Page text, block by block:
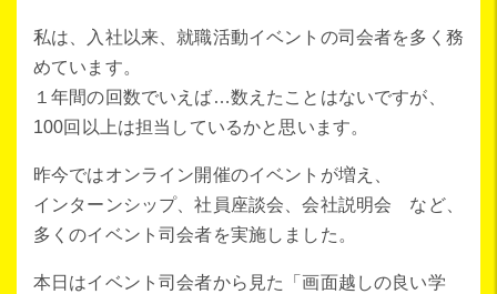
私は、入社以来、就職活動イベントの司会者を多く務
めています。
１年間の回数でいえば…数えたことはないですが、
100回以上は担当しているかと思います。
昨今ではオンライン開催のイベントが増え、
インターンシップ、社員座談会、会社説明会 など、
多くのイベント司会者を実施しました。
本日はイベント司会者から見た「画面越しの良い学